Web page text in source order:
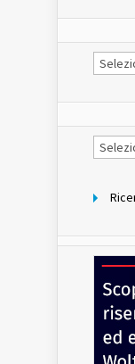
Le
Notizie
Notizie
per